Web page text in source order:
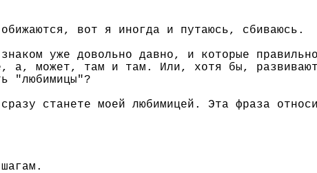
вот я иногда и путаюсь, сбиваюсь.
уже довольно давно, и которые
а, может, там и там. Или, хотя бы,
"любимицы"?
станете моей любимицей. Эта фраза